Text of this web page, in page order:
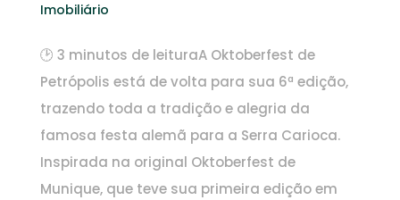
Imobiliário
🕑 3 minutos de leituraA Oktoberfest de
Petrópolis está de volta para sua 6ª edição,
trazendo toda a tradição e alegria da
famosa festa alemã para a Serra Carioca.
Inspirada na original Oktoberfest de
Munique, que teve sua primeira edição em